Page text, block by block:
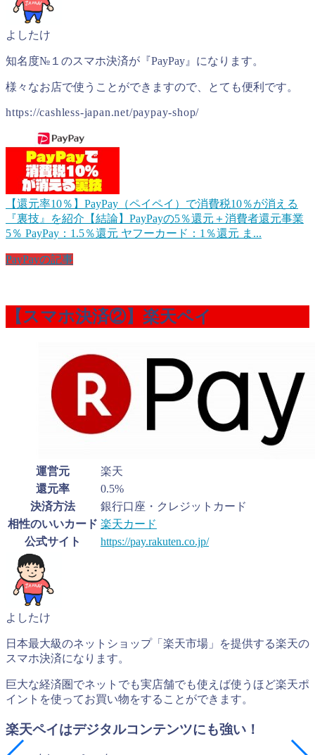
よしたけ
知名度№１のスマホ決済が『PayPay』になります。
様々なお店で使うことができますので、とても便利です。
https://cashless-japan.net/paypay-shop/
【還元率10％】PayPay（ペイペイ）で消費税10％が消える
『裏技』を紹介 【結論】PayPayの5％還元＋消費者還元事業
5％ PayPay：1.5％還元 ヤフーカード：1％還元 ま...
PayPayの記事
【スマホ決済②】楽天ペイ
運営元
楽天
還元率
0.5%
決済方法
銀行口座・クレジットカード
相性のいいカード 楽天カード
公式サイト
https://pay.rakuten.co.jp/
よしたけ
日本最大級のネットショップ「楽天市場」を提供する楽天の
スマホ決済になります。
巨大な経済圏でネットでも実店舗でも使えば使うほど楽天ポ
イントを使ってお買い物をすることができます。
楽天ペイはデジタルコンテンツにも強い！